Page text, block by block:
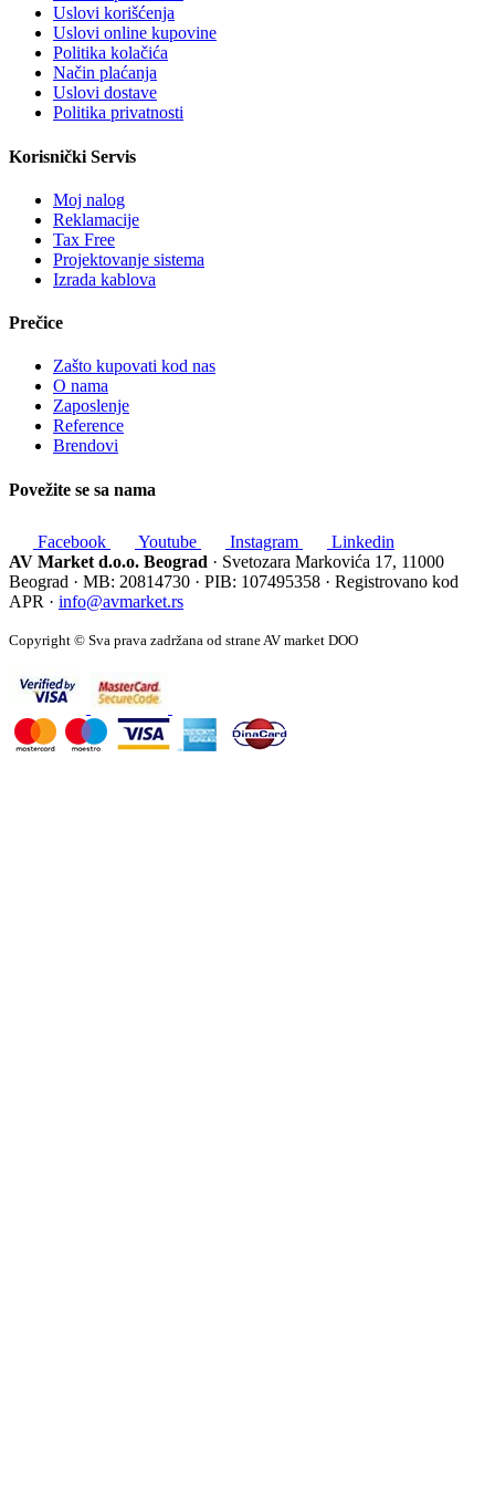
Uslovi korišćenja
Uslovi online kupovine
Politika kolačića
Način plaćanja
Uslovi dostave
Politika privatnosti
Korisnički Servis
Moj nalog
Reklamacije
Tax Free
Projektovanje sistema
Izrada kablova
Prečice
Zašto kupovati kod nas
O nama
Zaposlenje
Reference
Brendovi
Povežite se sa nama
Facebook Youtube Instagram
Linkedin
AV Market d.o.o. Beograd · Svetozara Markovića 17, 11000
Beograd · MB: 20814730 · PIB: 107495358 · Registrovano kod
APR · info@avmarket.rs
Copyright © Sva prava zadržana od strane AV market DOO